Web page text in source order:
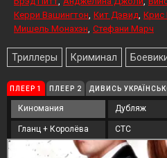
Керри Вашингтон Кит Дэвид Крис
Мишель Монахэн Стефани Марч
Триллеры Криминал
ПЛЕЕР 1 ПЛЕЕР 2 ДИВИСЬ
Киномания Дубляж
Гланц + Королёва СТС